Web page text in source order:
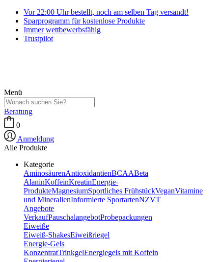
Vor 22:00 Uhr bestellt, noch am selben Tag versandt!
Sparprogramm für kostenlose Produkte
Immer wettbewerbsfähig
Trustpilot
Menü
Beratung
0
Anmeldung
Alle Produkte
Kategorie
AminosäurenAntioxidantienBCAABeta
AlaninKoffeinKreatinEnergie-
ProdukteMagnesiumSportliches FrühstückVeganVitamine
und MineralienInformierte SportartenNZVT
Angebote
VerkaufPauschalangebotProbepackungen
Eiweiße
Eiweiß-ShakesEiweißriegel
Energie-Gels
KonzentratTrinkgelEnergiegels mit Koffein